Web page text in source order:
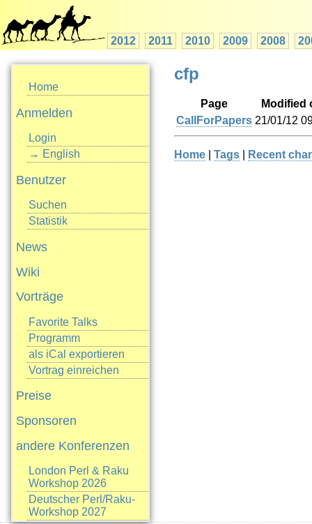
2012 2011 2010 2009 2008
Home
Anmelden
Login
→ English
Benutzer
Suchen
Statistik
News
Wiki
Vorträge
Favorite Talks
Programm
als iCal exportieren
Vortrag einreichen
Preise
Sponsoren
andere Konferenzen
London Perl & Raku
Workshop 2026
Deutscher Perl/Raku-
Workshop 2027
cfp
Page
Modified
CallForPapers 21/01/12
Home Tags Recent